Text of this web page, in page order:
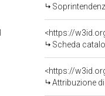
<https://
Scheda
Attribuzione